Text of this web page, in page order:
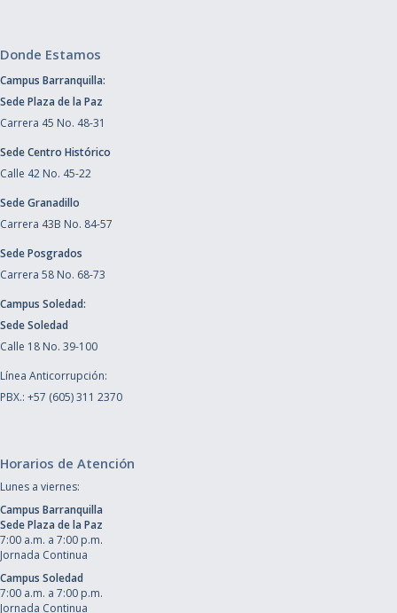
Donde Estamos
Campus Barranquilla:
Sede Plaza de la Paz
Carrera 45 No. 48-31
Sede Centro Histórico
Calle 42 No. 45-22
Sede Granadillo
Carrera 43B No. 84-57
Sede Posgrados
Carrera 58 No. 68-73
Campus Soledad:
Sede Soledad
Calle 18 No. 39-100
Línea Anticorrupción:
PBX.: +57 (605) 311 2370
Horarios de Atención
Lunes a viernes:
Campus Barranquilla
Sede Plaza de la Paz
7:00 a.m. a 7:00 p.m.
Jornada Continua
Campus Soledad
7:00 a.m. a 7:00 p.m.
Jornada Continua